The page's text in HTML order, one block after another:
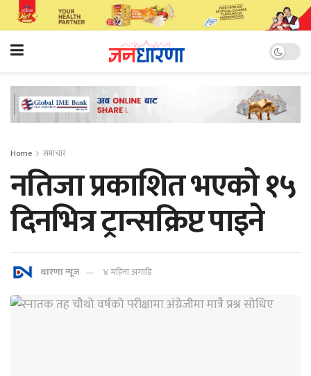
Home समाचार
नतिजा प्रकाशित भएको १५
दिनभित्र ट्रान्सक्रिप्ट पाइने
धारणा न्यूज ४ महिना अगाडि